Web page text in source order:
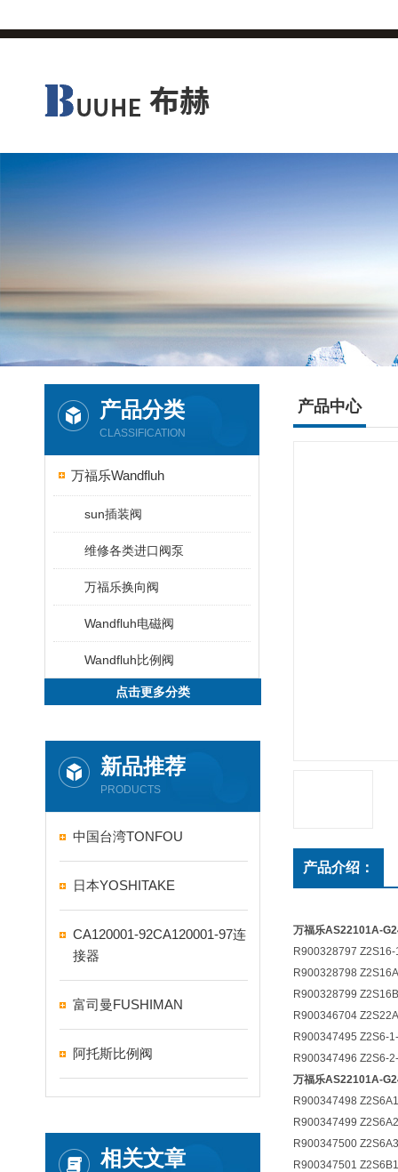
产品分类
CLASSIFICATION
万福乐Wandfluh
sun插装阀
维修各类进口阀泵
万福乐换向阀
Wandfluh电磁阀
Wandfluh比例阀
点击更多分类
新品推荐
PRODUCTS
中国台湾TONFOU
日本YOSHITAKE
CA120001-92CA120001-97连
接器
富司曼FUSHIMAN
阿托斯比例阀
相关文章
产品中心
产品介绍：
万福乐AS22101A-
R900328797 Z2S16-
R900328798
R900328799
R900346704
R900347495 Z2S6-
R900347496 Z2S6-
万福乐AS22101A-
R900347498
R900347499
R900347500
R900347501